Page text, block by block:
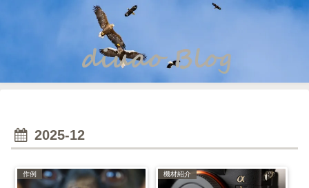
2025-12
作例 機材紹介